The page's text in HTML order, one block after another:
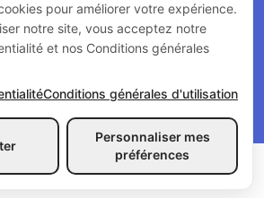
droits réservés.
pour améliorer votre expérience.
notre site, vous acceptez notre
et nos Conditions générales
Conditions générales d'utilisation
Personnaliser mes
préférences